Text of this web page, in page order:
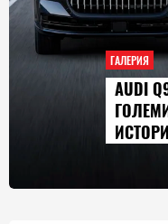
ГАЛЕРИЯ
AUDI